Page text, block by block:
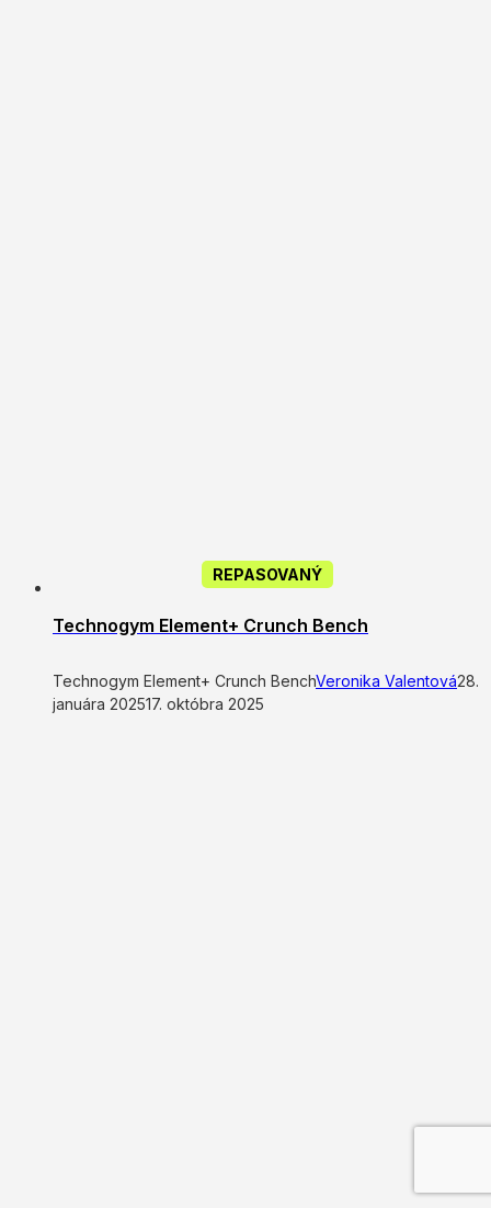
REPASOVANÝ
Technogym Element+ Crunch Bench
Technogym Element+ Crunch BenchVeronika Valentová28.
januára 202517. októbra 2025